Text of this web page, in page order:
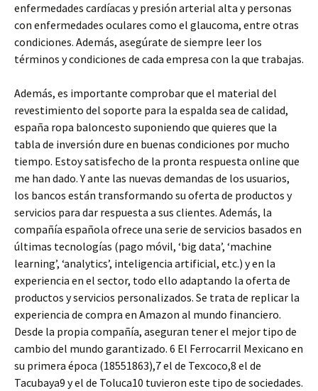
enfermedades cardíacas y presión arterial alta y personas
con enfermedades oculares como el glaucoma, entre otras
condiciones. Además, asegúrate de siempre leer los
términos y condiciones de cada empresa con la que trabajas.
Además, es importante comprobar que el material del
revestimiento del soporte para la espalda sea de calidad,
españa ropa baloncesto suponiendo que quieres que la
tabla de inversión dure en buenas condiciones por mucho
tiempo. Estoy satisfecho de la pronta respuesta online que
me han dado. Y ante las nuevas demandas de los usuarios,
los bancos están transformando su oferta de productos y
servicios para dar respuesta a sus clientes. Además, la
compañía española ofrece una serie de servicios basados en
últimas tecnologías (pago móvil, ‘big data’, ‘machine
learning’, ‘analytics’, inteligencia artificial, etc.) y en la
experiencia en el sector, todo ello adaptando la oferta de
productos y servicios personalizados. Se trata de replicar la
experiencia de compra en Amazon al mundo financiero.
Desde la propia compañía, aseguran tener el mejor tipo de
cambio del mundo garantizado. 6 El Ferrocarril Mexicano en
su primera época (18551863),7 el de Texcoco,8 el de
Tacubaya9 y el de Toluca10 tuvieron este tipo de sociedades.